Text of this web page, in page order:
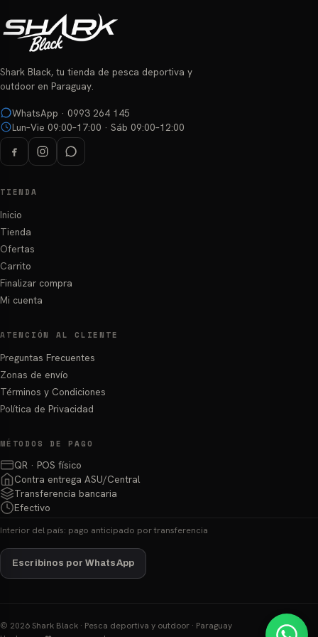
Shark Black, tu tienda de pesca deportiva y
outdoor en Paraguay.
WhatsApp · 0993 264 145
Lun–Vie 09:00–17:00 · Sáb 09:00–12:00
TIENDA
Inicio
Tienda
Ofertas
Carrito
Finalizar compra
Mi cuenta
ATENCIÓN AL CLIENTE
Preguntas Frecuentes
Zonas de envío
Términos y Condiciones
Política de Privacidad
MÉTODOS DE PAGO
QR · POS físico
Contra entrega ASU/Central
Transferencia bancaria
Efectivo
Interior del país: pago anticipado por transferencia
Escribinos por WhatsApp
© 2026 Shark Black · Pesca deportiva y outdoor · Paraguay